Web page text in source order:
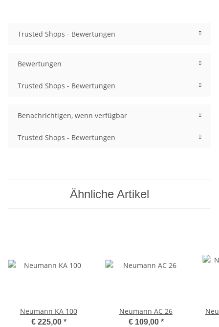
Trusted Shops - Bewertungen
Bewertungen
Trusted Shops - Bewertungen
Benachrichtigen, wenn verfügbar
Trusted Shops - Bewertungen
Ähnliche Artikel
Neumann KA 100
€ 225,00 *
Neumann AC 26
€ 109,00 *